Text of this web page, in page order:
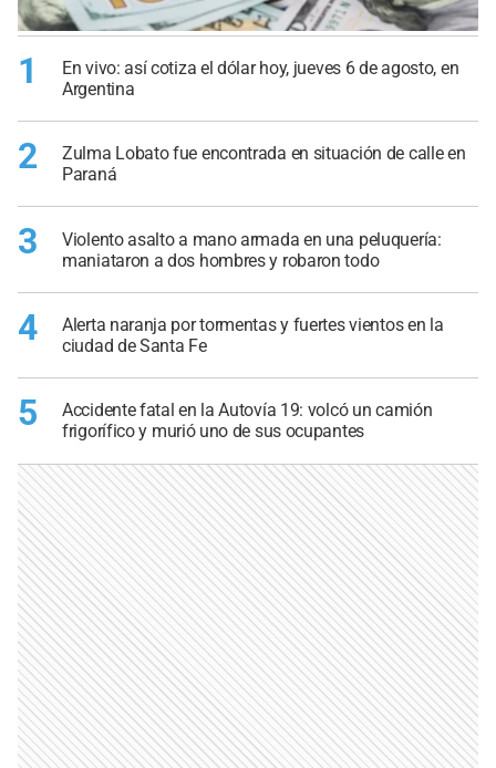
1
En vivo: así cotiza el dólar hoy, jueves 6 de agosto, en
Argentina
2
Zulma Lobato fue encontrada en situación de calle en
Paraná
3
Violento asalto a mano armada en una peluquería:
maniataron a dos hombres y robaron todo
4
Alerta naranja por tormentas y fuertes vientos en la
ciudad de Santa Fe
5
Accidente fatal en la Autovía 19: volcó un camión
frigorífico y murió uno de sus ocupantes